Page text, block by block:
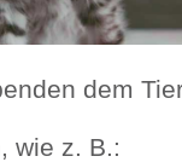
dem
wie z. B.: